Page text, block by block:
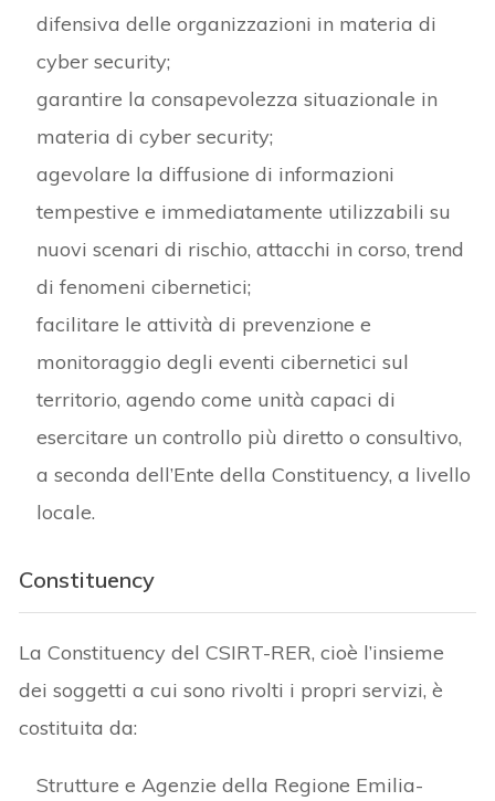
difensiva delle organizzazioni in materia di
cyber security;
garantire la consapevolezza situazionale in
materia di cyber security;
agevolare la diffusione di informazioni
tempestive e immediatamente utilizzabili su
nuovi scenari di rischio, attacchi in corso, trend
di fenomeni cibernetici;
facilitare le attività di prevenzione e
monitoraggio degli eventi cibernetici sul
territorio, agendo come unità capaci di
esercitare un controllo più diretto o consultivo,
a seconda dell’Ente della Constituency, a livello
locale.
Constituency
La Constituency del CSIRT-RER, cioè l’insieme
dei soggetti a cui sono rivolti i propri servizi, è
costituita da:
Strutture e Agenzie della Regione Emilia-